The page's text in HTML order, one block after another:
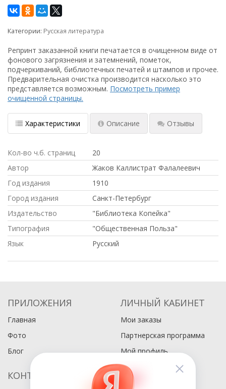
Категории: Русская литература
Репринт заказанной книги печатается в очищенном виде от
фонового загрязнения и затемнений, пометок,
подчеркиваний, библиотечных печатей и штампов и прочее.
Предварительная очистка производится насколько это
представляется возможным. Посмотреть пример
очищенной страницы.
Характеристики Описание Отзывы
Кол-во ч.б. страниц
20
Автор
Жаков Каллистрат Фалалеевич
Год издания
1910
Город издания
Санкт-Петербург
Издательство
"Библиотека Копейка"
Типография
"Общественная Польза"
Язык
Русский
ПРИЛОЖЕНИЯ
Главная
Фото
Блог
ЛИЧНЫЙ КАБИНЕТ
Мои заказы
Партнерская программа
Мой профиль
КОНТАКТЫ